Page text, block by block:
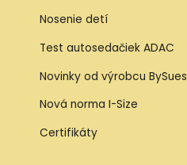
Nosenie detí
Test autosedačiek ADAC
Novinky od výrobcu BySues
Nová norma I-Size
Certifikáty